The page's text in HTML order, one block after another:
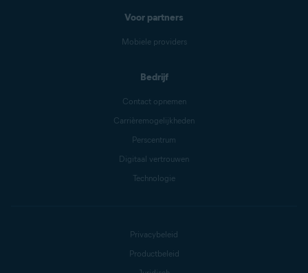
Voor partners
Mobiele providers
Bedrijf
Contact opnemen
Carrièremogelijkheden
Perscentrum
Digitaal vertrouwen
Technologie
Privacybeleid
Productbeleid